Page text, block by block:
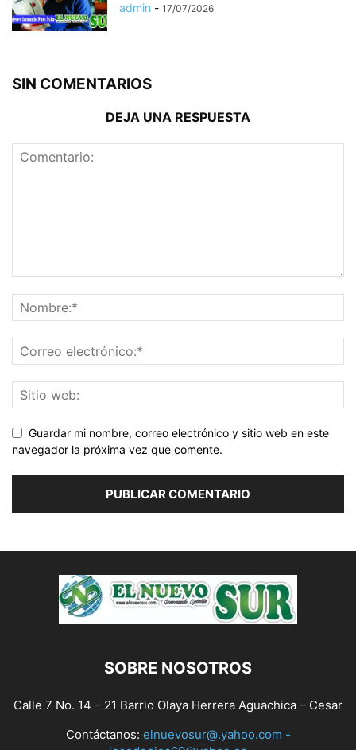
admin - 17/07/2026
SIN COMENTARIOS
DEJA UNA RESPUESTA
Guardar mi nombre, correo electrónico y sitio web en este
navegador la próxima vez que comente.
SOBRE NOSOTROS
Calle 7 No. 14 – 21 Barrio Olaya Herrera Aguachica – Cesar
Contáctanos: elnuevosur@.yahoo.com -